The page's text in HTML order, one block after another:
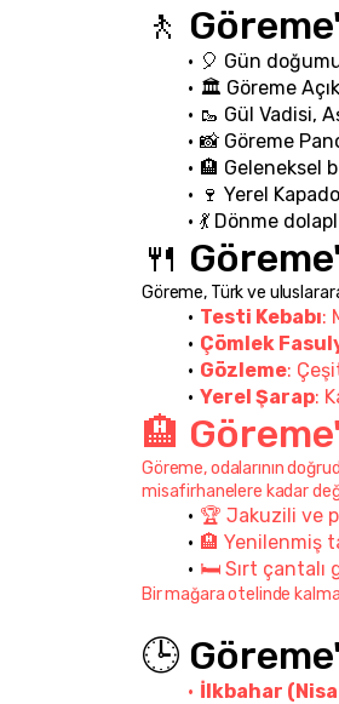
🚶
🎈 Gün
🏛️ Göreme
🥾 Gül Vadisi,
📸 Göreme
🏨 Geleneksel
🍷 Yerel
💃 Dönme
🍴
Göreme, Türk ve
Testi Kebabı:
Çömlek
Gözleme:
Yerel Şarap:
🏨
Göreme, odalarının
misafirhanelere kadar
🏆 Jakuzili ve
🏨 Yenilenmiş
🛏️ Sırt çantalı
Bir mağara otelinde
🕒
İlkbahar